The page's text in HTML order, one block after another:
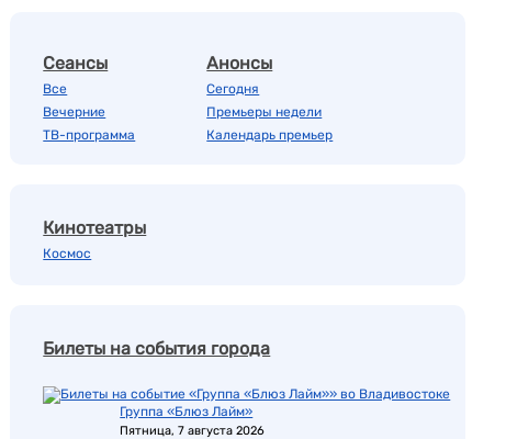
Сеансы
Все
Вечерние
ТВ-программа
Анонсы
Сегодня
Премьеры недели
Календарь премьер
Кинотеатры
Космос
Билеты на события города
Группа «Блюз Лайм»
Пятница, 7 августа 2026